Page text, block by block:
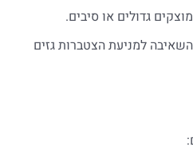
גדולים או סיבים.
למניעת הצטברות גזים